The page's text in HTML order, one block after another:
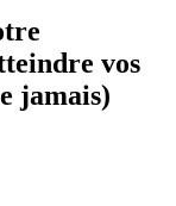
vos
jamais)